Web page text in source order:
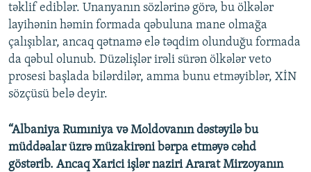
təklif ediblər. Unanyanın sözlərinə görə, bu ölkələr
layihənin həmin formada qəbuluna mane olmağa
çalışıblar, ancaq qətnamə elə təqdim olunduğu formada
da qəbul olunub. Düzəlişlər irəli sürən ölkələr veto
prosesi başlada bilərdilər, amma bunu etməyiblər, XİN
sözçüsü belə deyir.
“Albaniya Rumıniya və Moldovanın dəstəyilə bu
müddəalar üzrə müzakirəni bərpa etməyə cəhd
göstərib. Ancaq Xarici işlər naziri Ararat Mirzoyanın